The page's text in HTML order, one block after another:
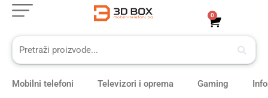
Skip
content
0
Cart
Mobilni telefoni Televizori i oprema Gaming